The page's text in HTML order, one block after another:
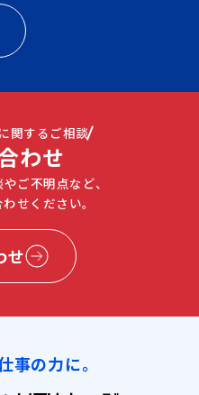
関するご相談
わせ
ご不明点など、
せください。
せ
事の力に。